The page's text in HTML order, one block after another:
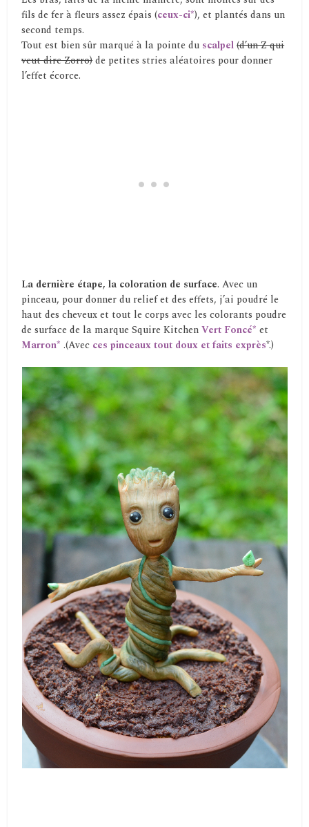
fils de fer à fleurs assez épais (ceux-ci*), et plantés dans un
second temps.
Tout est bien sûr marqué à la pointe du scalpel (d’un Z qui
veut dire Zorro)de petites stries aléatoires pour donner
l’effet écorce.
La dernière étape, la coloration de surface. Avec un
pinceau, pour donner du relief et des effets, j’ai poudré le
haut des cheveux et tout le corps avec les colorants poudre
de surface de la marque Squire KitchenVert Foncé* et
Marron* .(Avec ces pinceaux tout doux et faits exprès*.)